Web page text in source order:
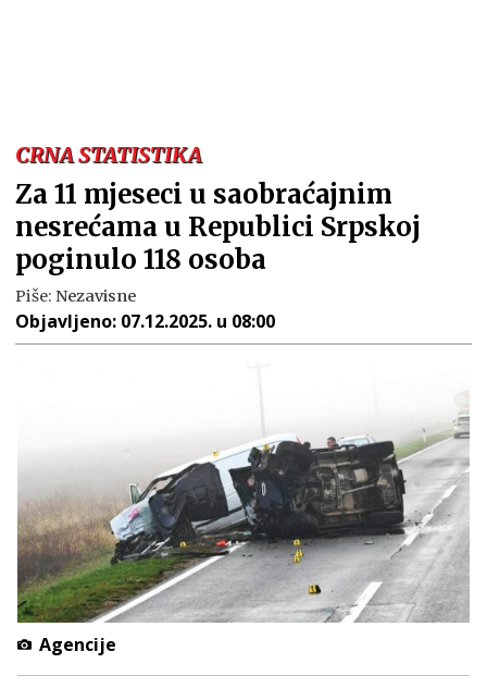
CRNA STATISTIKA
Za 11 mjeseci u saobraćajnim
nesrećama u Republici Srpskoj
poginulo 118 osoba
Piše: Nezavisne
Objavljeno: 07.12.2025. u 08:00
Agencije